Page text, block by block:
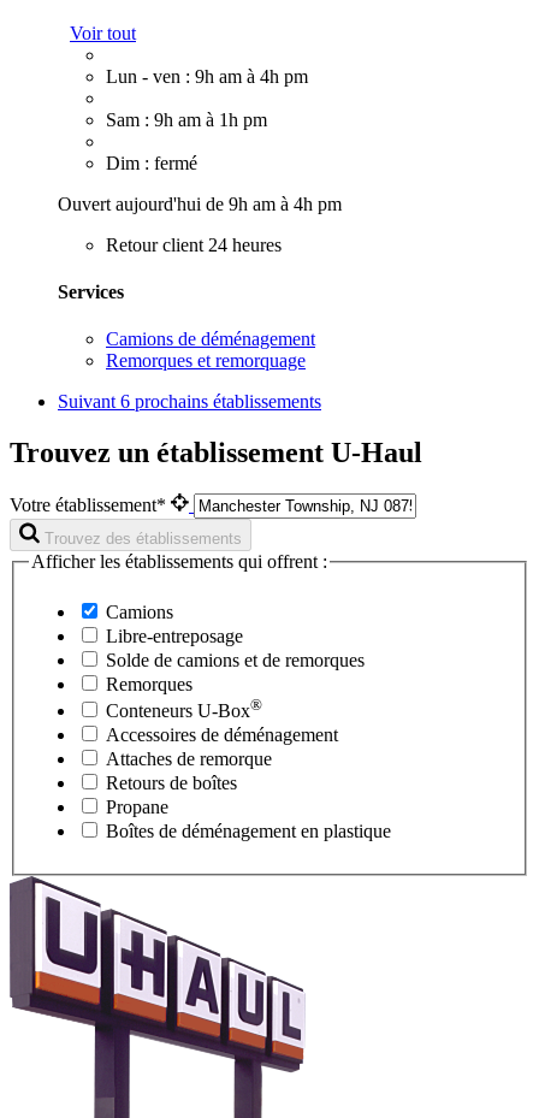
Voir tout
Lun - ven : 9h am à 4h pm
Sam : 9h am à 1h pm
Dim : fermé
Ouvert aujourd'hui de 9h am à 4h pm
Retour client 24 heures
Services
Camions de déménagement
Remorques et remorquage
Suivant 6 prochains établissements
Trouvez un établissement U-Haul
Votre établissement*
Trouvez des établissements
Afficher les établissements qui offrent :
Camions
Libre-entreposage
Solde de camions et de remorques
Remorques
Conteneurs U-Box®
Accessoires de déménagement
Attaches de remorque
Retours de boîtes
Propane
Boîtes de déménagement en plastique